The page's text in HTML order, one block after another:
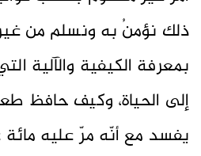
ذلك نؤمنُ به ونسلم من
بمعرفة الكيفية والآلية
إلى الحياة، وكيف حافظ
يفسد مع أنّه مرّ عليه مائة